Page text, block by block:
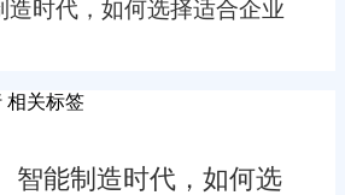
造时代，如何选择适合企业
相关标签
智能制造时代，如何选